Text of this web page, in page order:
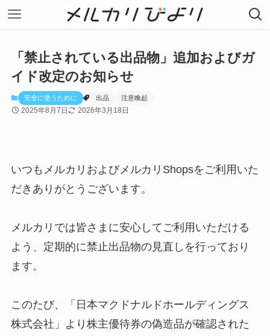
「禁止されている出品物」追加およびガ
イド改定のお知らせ
安全に使うために 出品 注意喚起
2025年8月7日 2026年3月18日
いつもメルカリおよびメルカリShopsをご利用いた
だきありがとうございます。
メルカリでは皆さまに安心してご利用いただける
よう、定期的に禁止出品物の見直しを行っており
ます。
このたび、「日本マクドナルドホールディングス
株式会社」より株主優待券の偽造品が確認された